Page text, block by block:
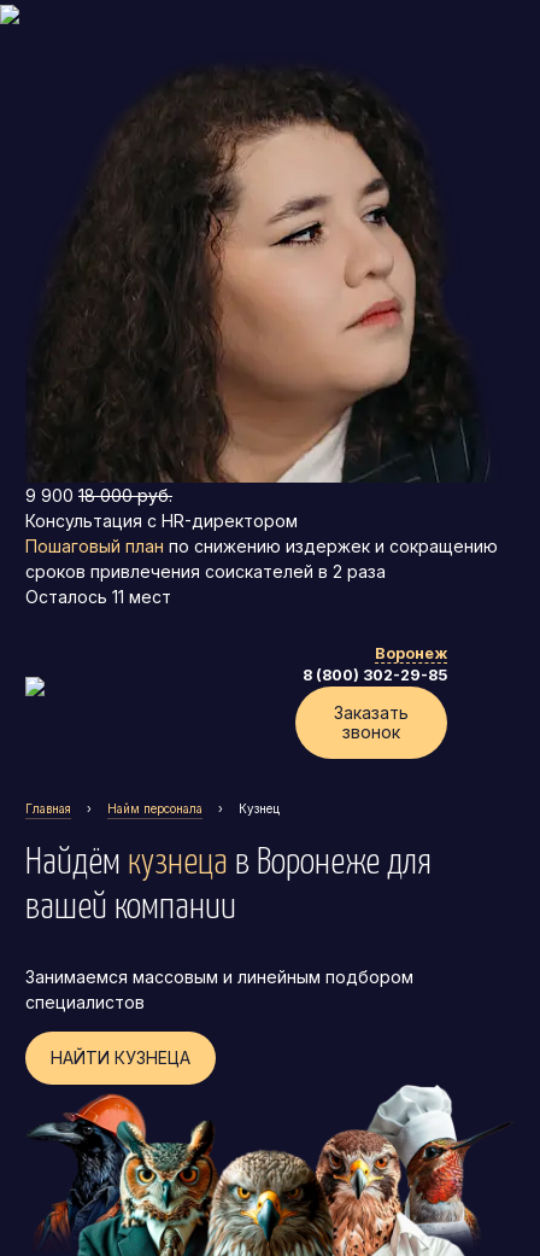
9 900 18 000 руб.
Консультация с HR-директором
Пошаговый план по снижению издержек и сокращению
сроков привлечения соискателей в 2 раза
Осталось 11 мест
Воронеж
8 (800) 302-29-85
Заказать
звонок
Коммерческий директор
Директор по маркетингу (CMO)
Операционный директор (COO)
Директор по персоналу (HR-директор)
Директор по стратегическому развитию
Финансовый директор (CFO)
Главная › Найм персонала › Кузнец
Найдём кузнеца в Воронеже для
вашей компании
Занимаемся массовым и линейным подбором
специалистов
НАЙТИ КУЗНЕЦА